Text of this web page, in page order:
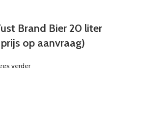
Brand Bier 20 liter
op aanvraag)
verder